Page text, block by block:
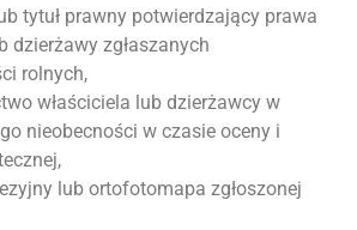
tytuł prawny potwierdzający prawa
dzierżawy zgłaszanych
rolnych,
właściciela lub dzierżawcy w
nieobecności w czasie oceny i
lub ortofotomapa zgłoszonej